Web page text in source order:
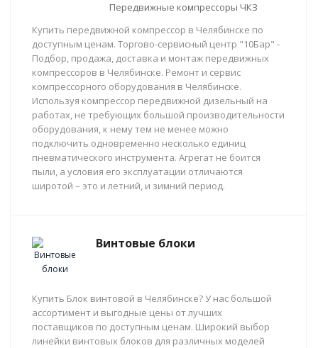
Передвижные компрессоры ЧКЗ
Купить передвижной компрессор в Челябинске по
доступным ценам. Торгово-сервисный центр "10Бар" -
Подбор, продажа, доставка и монтаж передвижных
компрессоров в Челябинске. Ремонт и сервис
компрессорного оборудования в Челябинске.
Используя компрессор передвижной дизельный на
работах, не требующих большой производительности
оборудования, к нему тем не менее можно
подключить одновременно несколько единиц
пневматического инструмента. Агрегат не боится
пыли, а условия его эксплуатации отличаются
широтой – это и летний, и зимний период.
Винтовые блоки
Купить Блок винтовой в Челябинске? У нас большой
ассортимент и выгодные цены от лучших
поставщиков по доступным ценам. Широкий выбор
линейки винтовых блоков для различных моделей